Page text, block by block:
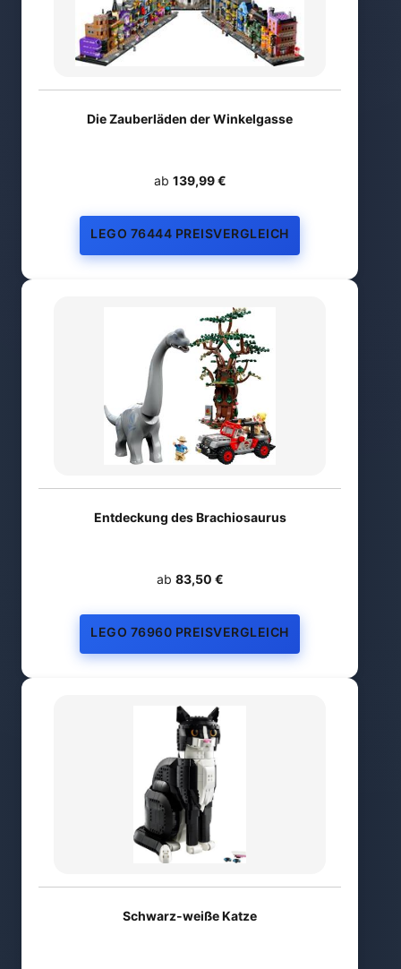
Die Zauberläden der Winkelgasse
ab 139,99 €
LEGO 76444 PREISVERGLEICH
Entdeckung des Brachiosaurus
ab 83,50 €
LEGO 76960 PREISVERGLEICH
Schwarz-weiße Katze